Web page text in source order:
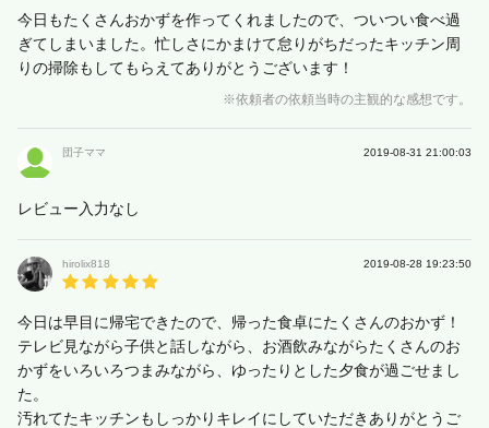
今日もたくさんおかずを作ってくれましたので、ついつい食べ過
ぎてしまいました。忙しさにかまけて怠りがちだったキッチン周
りの掃除もしてもらえてありがとうございます！
※依頼者の依頼当時の主観的な感想です。
団子ママ 2019-08-31 21:00:03
レビュー入力なし
hirolix818 2019-08-28 19:23:50
今日は早目に帰宅できたので、帰った食卓にたくさんのおかず！
テレビ見ながら子供と話しながら、お酒飲みながらたくさんのお
かずをいろいろつまみながら、ゆったりとした夕食が過ごせまし
た。
汚れてたキッチンもしっかりキレイにしていただきありがとうご